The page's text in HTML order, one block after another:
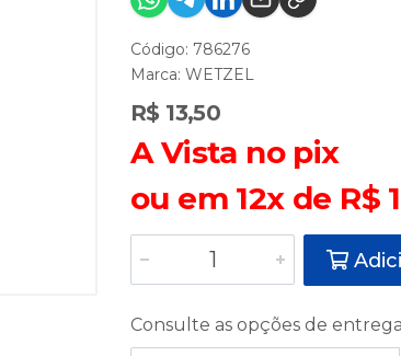
Código: 786276
Marca: WETZEL
R$ 13,50
A Vista no pix
ou em 12x de R$
Consulte as opções de entrega